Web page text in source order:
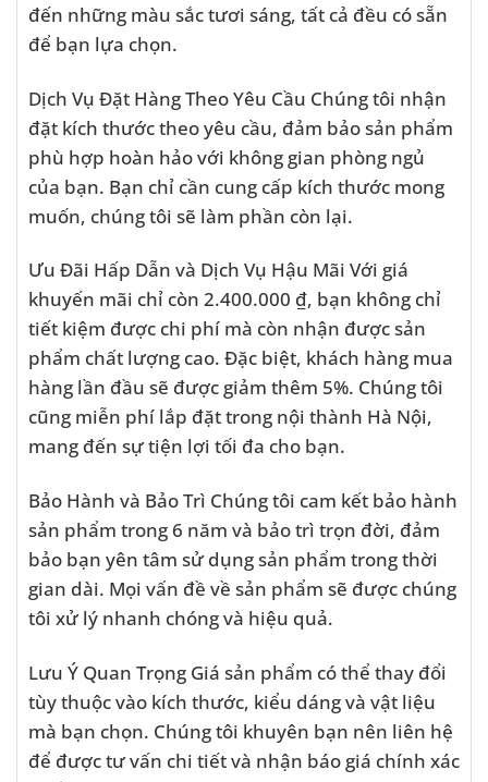
đến những màu sắc tươi sáng, tất cả đều có sẵn
để bạn lựa chọn.
Dịch Vụ Đặt Hàng Theo Yêu Cầu Chúng tôi nhận
đặt kích thước theo yêu cầu, đảm bảo sản phẩm
phù hợp hoàn hảo với không gian phòng ngủ
của bạn. Bạn chỉ cần cung cấp kích thước mong
muốn, chúng tôi sẽ làm phần còn lại.
Ưu Đãi Hấp Dẫn và Dịch Vụ Hậu Mãi Với giá
khuyến mãi chỉ còn 2.400.000 ₫, bạn không chỉ
tiết kiệm được chi phí mà còn nhận được sản
phẩm chất lượng cao. Đặc biệt, khách hàng mua
hàng lần đầu sẽ được giảm thêm 5%. Chúng tôi
cũng miễn phí lắp đặt trong nội thành Hà Nội,
mang đến sự tiện lợi tối đa cho bạn.
Bảo Hành và Bảo Trì Chúng tôi cam kết bảo hành
sản phẩm trong 6 năm và bảo trì trọn đời, đảm
bảo bạn yên tâm sử dụng sản phẩm trong thời
gian dài. Mọi vấn đề về sản phẩm sẽ được chúng
tôi xử lý nhanh chóng và hiệu quả.
Lưu Ý Quan Trọng Giá sản phẩm có thể thay đổi
tùy thuộc vào kích thước, kiểu dáng và vật liệu
mà bạn chọn. Chúng tôi khuyên bạn nên liên hệ
để được tư vấn chi tiết và nhận báo giá chính xác